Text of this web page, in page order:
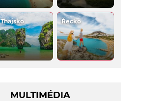
Thajsko Řecko
MULTIMÉDIA